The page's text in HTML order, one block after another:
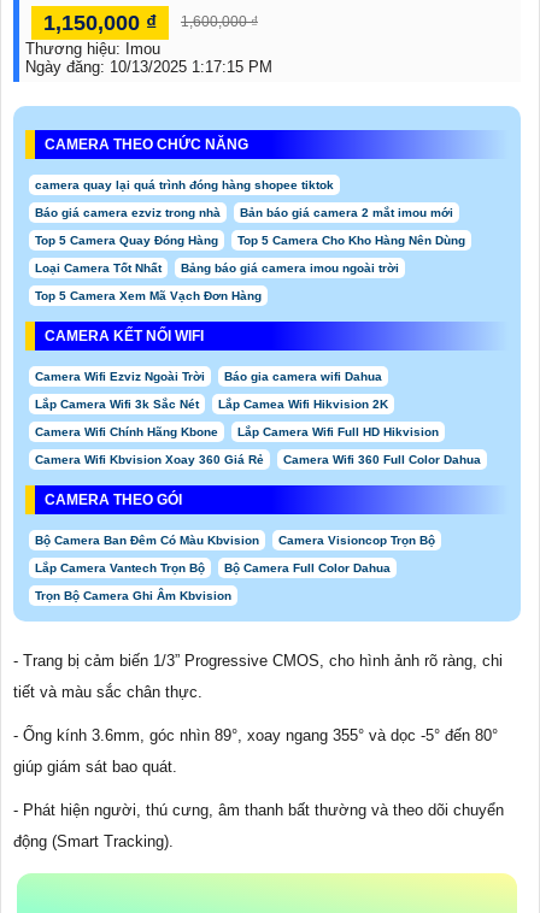
1,150,000 ₫ 1,600,000 ₫
Thương hiệu: Imou
Ngày đăng: 10/13/2025 1:17:15 PM
CAMERA THEO CHỨC NĂNG
camera quay lại quá trình đóng hàng shopee tiktok
Báo giá camera ezviz trong nhà Bản báo giá camera 2 mắt imou mới
Top 5 Camera Quay Đóng Hàng Top 5 Camera Cho Kho Hàng Nên Dùng
Loại Camera Tốt Nhất Bảng báo giá camera imou ngoài trời
Top 5 Camera Xem Mã Vạch Đơn Hàng
CAMERA KẾT NỐI WIFI
Camera Wifi Ezviz Ngoài Trời Báo gia camera wifi Dahua
Lắp Camera Wifi 3k Sắc Nét Lắp Camea Wifi Hikvision 2K
Camera Wifi Chính Hãng Kbone Lắp Camera Wifi Full HD Hikvision
Camera Wifi Kbvision Xoay 360 Giá Rẻ Camera Wifi 360 Full Color Dahua
CAMERA THEO GÓI
Bộ Camera Ban Đêm Có Màu Kbvision Camera Visioncop Trọn Bộ
Lắp Camera Vantech Trọn Bộ Bộ Camera Full Color Dahua
Trọn Bộ Camera Ghi Âm Kbvision
- Trang bị cảm biến 1/3” Progressive CMOS, cho hình ảnh rõ ràng, chi
tiết và màu sắc chân thực.
- Ống kính 3.6mm, góc nhìn 89°, xoay ngang 355° và dọc -5° đến 80°
giúp giám sát bao quát.
- Phát hiện người, thú cưng, âm thanh bất thường và theo dõi chuyển
động (Smart Tracking).